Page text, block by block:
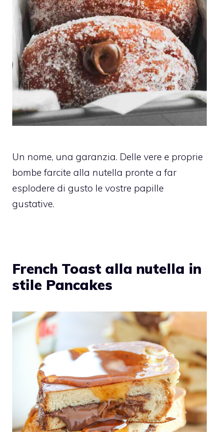
Un nome, una garanzia. Delle vere e proprie
bombe farcite alla nutella pronte a far
esplodere di gusto le vostre papille
gustative.
French Toast alla nutella in
stile Pancakes